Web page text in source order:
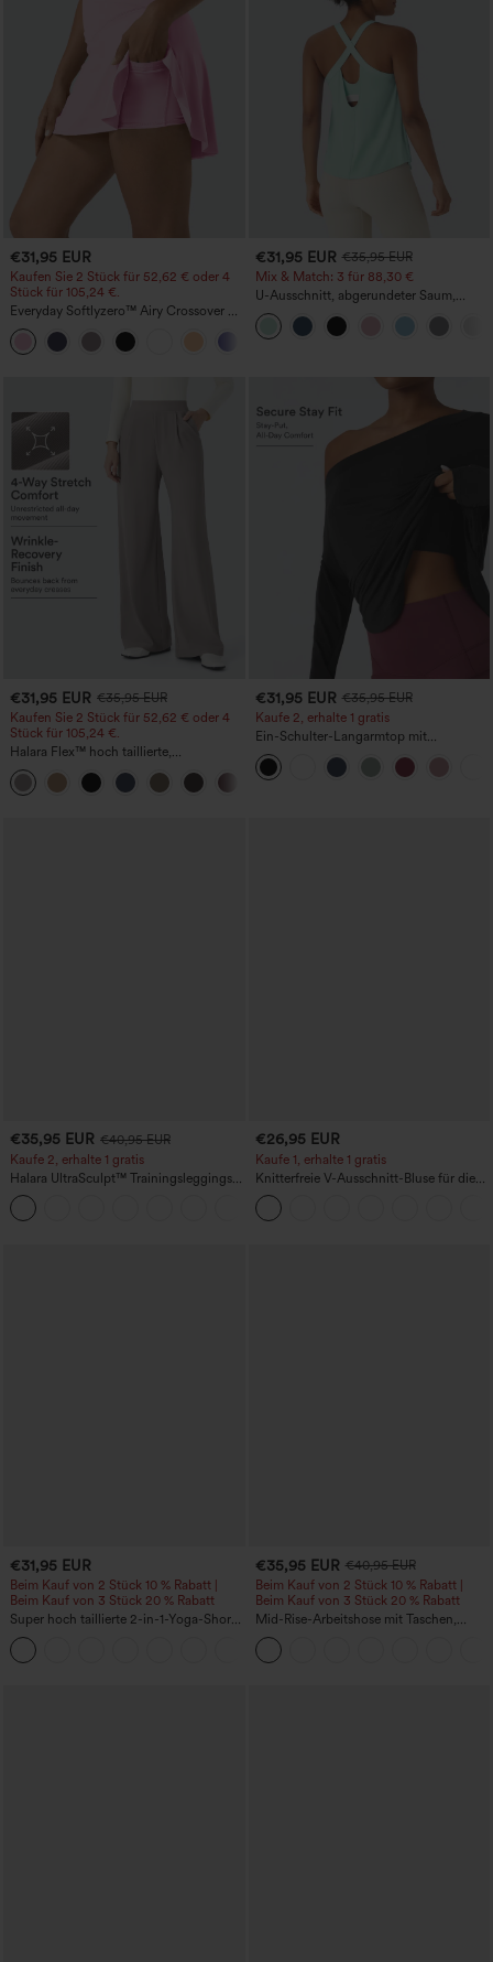
€31,95 EUR
Kaufen Sie 2 Stück für 52,62 € oder 4
Stück für 105,24 €.
Everyday Softlyzero™ Airy Crossover 2-
in-1-Mini-Tennisrock mit Seitentaschen-
Lucid-UPF50+
+25
€31,95 EUR €35,95 EUR
Mix & Match: 3 für 88,30 €
U-Ausschnitt, abgerundeter Saum,
InstantCool Yoga-Trägertop – UPF50+
€31,95 EUR €35,95 EUR
Kaufen Sie 2 Stück für 52,62 € oder 4
Stück für 105,24 €.
Halara Flex™ hoch taillierte,
figurformende Arbeitshose, die die Taille
schmaler wirken lässt, mit Taschen,
weitem Bein und Mikro-Waffelstruktur
€31,95 EUR €35,95 EUR
Kaufe 2, erhalte 1 gratis
Ein-Schulter-Langarmtop mit
Daumenloch, geschwungener Saum
(High-Low), schnell trocknend – Yoga-
Sporttop mit integriertem BH
€35,95 EUR €40,95 EUR
Kaufe 2, erhalte 1 gratis
Halara UltraSculpt™ Trainingsleggings
mit hohem Bund – raffende Push-up-
Po-Form, Bauchkontrolle, Taschen und
formende Passform
€26,95 EUR
Kaufe 1, erhalte 1 gratis
Knitterfreie V-Ausschnitt-Bluse für die
Arbeit, kurzärmelig und oversized
€31,95 EUR
Beim Kauf von 2 Stück 10 % Rabatt |
Beim Kauf von 3 Stück 20 % Rabatt
Super hoch taillierte 2-in-1-Yoga-Shorts
mit Gesäßtasche und Seitentasche-
längere Länge
€35,95 EUR €40,95 EUR
Beim Kauf von 2 Stück 10 % Rabatt |
Beim Kauf von 3 Stück 20 % Rabatt
Mid-Rise-Arbeitshose mit Taschen,
Barrel-Leg und weiter Passform